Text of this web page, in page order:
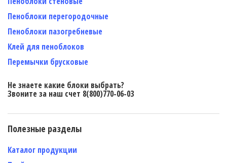
Пеноблоки перегородочные
Пеноблоки пазогребневые
Клей для пеноблоков
Перемычки брусковые
Не знаете какие блоки выбрать?
Звоните за наш счет 8(800)770-06-03
Полезные разделы
Каталог продукции